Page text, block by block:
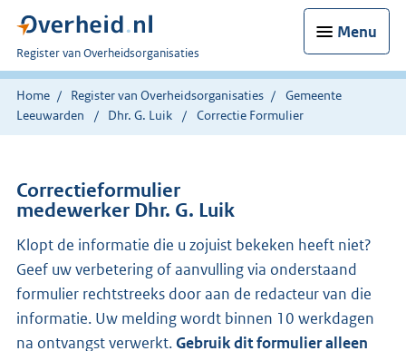
Menu
U
bent
nu
hier:
Register van Overheidsorganisaties
Home Register van Overheidsorganisaties
Gemeente
Leeuwarden
Dhr. G. Luik Correctie Formulier
Correctieformulier
medewerker Dhr. G. Luik
Klopt de informatie die u zojuist bekeken heeft niet?
Geef uw verbetering of aanvulling via onderstaand
formulier rechtstreeks door aan de redacteur van die
informatie. Uw melding wordt binnen 10 werkdagen
na ontvangst verwerkt.Gebruik dit formulier alleen